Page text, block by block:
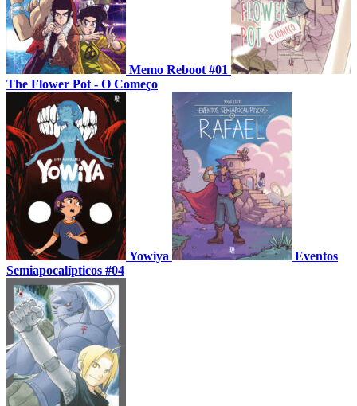
Memo Reboot #01
The Flower Pot - O Começo
Yowiya
Eventos
Semiapocalípticos #04